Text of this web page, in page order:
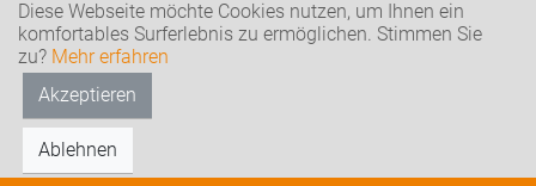
Diese Webseite möchte Cookies nutzen, um Ihnen ein
komfortables Surferlebnis zu ermöglichen. Stimmen Sie
zu? Mehr erfahren
Akzeptieren
Ablehnen